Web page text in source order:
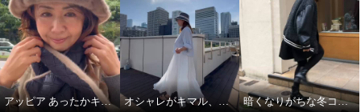
アッピア あったかキルティング あったかキルティング ハット＆マフラーセット オシャレがキマル、夏の帽子コーデ 暗くなりがちな冬コーデに帽子で華やぎをプラス